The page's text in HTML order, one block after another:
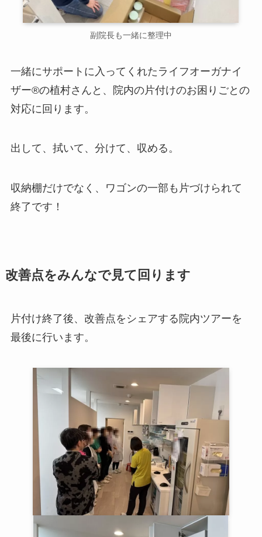
副院長も一緒に整理中
一緒にサポートに入ってくれたライフオーガナイ
ザー®の植村さんと、院内の片付けのお困りごとの
対応に回ります。
出して、拭いて、分けて、収める。
収納棚だけでなく、ワゴンの一部も片づけられて
終了です！
改善点をみんなで見て回ります
片付け終了後、改善点をシェアする院内ツアーを
最後に行います。